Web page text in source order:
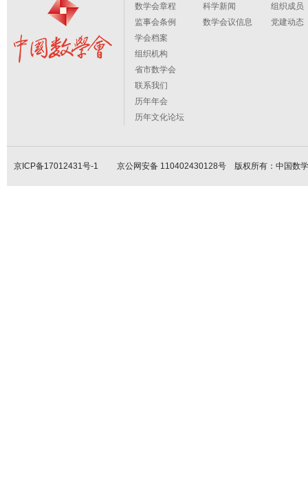
数学会章程
监事会条例
学会档案
组织机构
省市数学会
联系我们
历年年会
历年文化论坛
科学新闻
数学会议信息
组织成员
党建动态
京ICP备17012431号-1 京公网安备 110402430128号 版权所有：中国